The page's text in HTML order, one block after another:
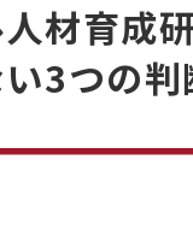
材育成
3つの